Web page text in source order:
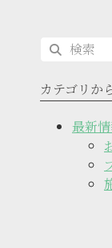
カテゴリか
最新